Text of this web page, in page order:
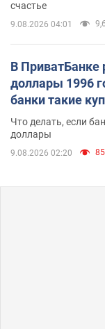
счастье
9.08.2026 04:01
В ПриватБанке
доллары 1996
банки такие
Что делать, если
доллары
9.08.2026 02:20